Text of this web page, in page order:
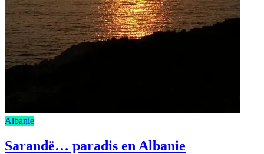
Albanie
Sarandë… paradis en Albanie